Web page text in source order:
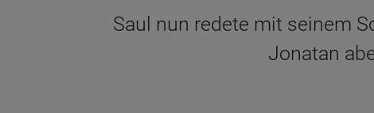
Saul nun redete mit seinem
Jonatan